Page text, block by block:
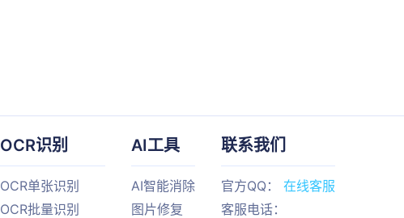
OCR识别
OCR单张识别
OCR批量识别
AI工具
AI智能消除
图片修复
联系我们
官方QQ： 在线客服
客服电话：